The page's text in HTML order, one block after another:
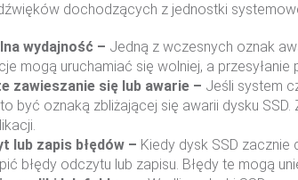
dochodzących z jednostki
wydajność – Jedną z wczesnych oznak
mogą uruchamiać się wolniej, a
zawieszanie się lub awarie – Jeśli system
być oznaką zbliżającej się awarii dysku
lub zapis błędów – Kiedy dysk SSD
błędy odczytu lub zapisu. Błędy te mogą